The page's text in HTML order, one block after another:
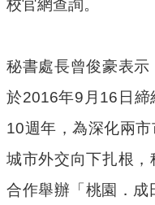
衛
防
專
區
姊
妹
校官網查詢。
秘書處長曾俊豪表
於2016年9月16日締
10週年，為深化兩
城市外交向下扎根
合作舉辦「桃園．